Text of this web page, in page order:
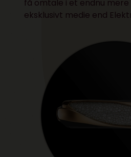
få omtale i et endnu
eksklusivt medie end